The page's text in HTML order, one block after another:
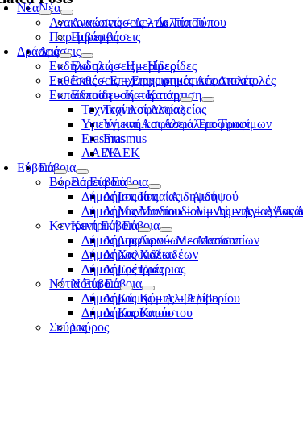
Νέα
Ανακοινώσεις – Δελτία Τύπου
Παρεμβάσεις
Δράσεις
Εκδηλώσεις – Ημερίδες
Εκθέσεις – Επιχειρηματικές Αποστολές
Εκπαίδευση – Κατάρτιση
Τεχνικοί Ασφαλείας
Υγιεινή και Ασφάλεια Τροφίμων
Erasmus
ΛΑΕΚ
Εύβοια
Βόρεια Εύβοια
Δήμος Ιστιαίας – Αιδηψού
Δήμος Μαντουδίου – Λίμνης – Αγίας
Κεντρική Εύβοια
Δήμος Διρφύων – Μεσσαπίων
Δήμος Χαλκιδέων
Δήμος Ερέτριας
Νότια Εύβοια
Δήμος Κύμης – Αλιβερίου
Δήμος Καρύστου
Σκύρος
Νέα
Ανακοινώσεις – Δελτία Τύπου
Παρεμβάσεις
Δράσεις
Εκδηλώσεις – Ημερίδες
Εκθέσεις – Επιχειρηματικές Αποστολές
Εκπαίδευση – Κατάρτιση
Τεχνικοί Ασφαλείας
Υγιεινή και Ασφάλεια Τροφίμων
Erasmus
ΛΑΕΚ
Εύβοια
Βόρεια Εύβοια
Δήμος Ιστιαίας – Αιδηψού
Δήμος Μαντουδίου – Λίμνης – Αγίας
Κεντρική Εύβοια
Δήμος Διρφύων – Μεσσαπίων
Δήμος Χαλκιδέων
Δήμος Ερέτριας
Νότια Εύβοια
Δήμος Κύμης – Αλιβερίου
Δήμος Καρύστου
Σκύρος